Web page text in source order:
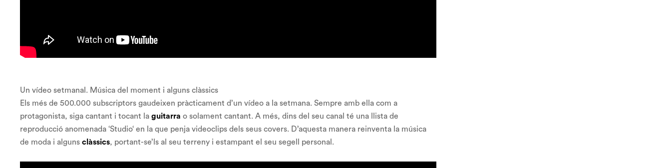
Un vídeo setmanal. Música del moment i alguns clàssics
Els més de 500.000 subscriptors gaudeixen pràcticament d’un vídeo a la setmana. Sempre amb ella com a
protagonista, siga cantant i tocant la guitarra o solament cantant. A més, dins del seu canal té una llista de
reproducció anomenada ‘Studio‘ en la que penja videoclips dels seus covers. D’aquesta manera reinventa la música
de moda i alguns clàssics, portant-se’ls al seu terreny i estampant el seu segell personal.